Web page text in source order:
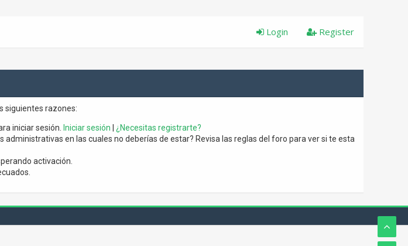
Register
Login
siguientes razones:
iniciar sesión. Iniciar sesión
¿Necesitas registrarte?
en las cuales no deberías de estar? Revisa las reglas del foro para ver si te esta
activación.